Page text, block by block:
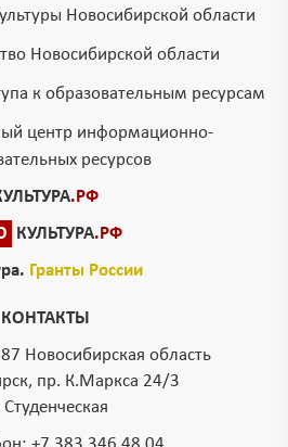
Новосибирской области
Новосибирской области
к образовательным ресурсам
центр информационно-
ресурсов
.РФ
КУЛЬТУРА.РФ
Гранты России
КОНТАКТЫ
Новосибирская область
пр. К.Маркса 24/3